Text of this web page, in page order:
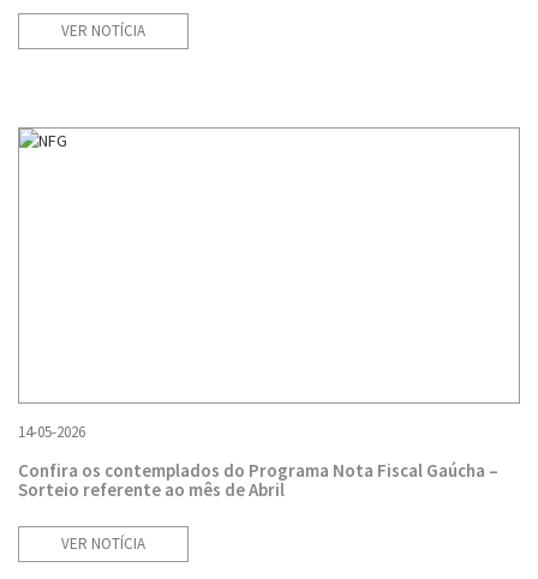
VER NOTÍCIA
14-05-2026
Confira os contemplados do Programa Nota Fiscal Gaúcha –
Sorteio referente ao mês de Abril
VER NOTÍCIA